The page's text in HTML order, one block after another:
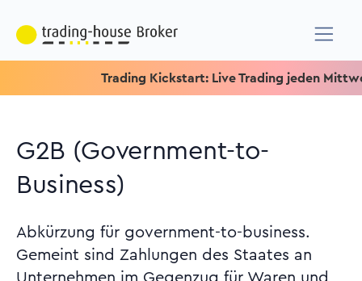
Trading Kickstart: Live Trading jeden Mittwoch
G2B (Government-to-
Business)
Abkürzung für government-to-business.
Gemeint sind Zahlungen des Staates an
Unternehmen im Gegenzug für Waren und